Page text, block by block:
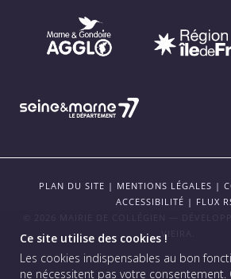
Ce site utilise des cookies !
Les cookies indispensables au bon
ne nécessitent pas votre consentement.
PLAN DU SITE | MENTIONS LÉGALES |
ACCESSIBILITÉ | FLUX
VIEIRA